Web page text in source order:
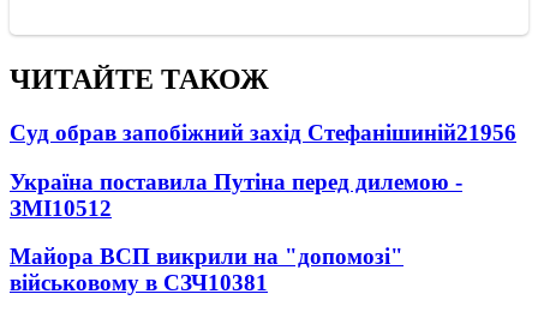
ЧИТАЙТЕ ТАКОЖ
Суд обрав запобіжний захід Стефанішиній21956
Україна поставила Путіна перед дилемою -
ЗМІ10512
Майора ВСП викрили на "допомозі"
військовому в СЗЧ10381